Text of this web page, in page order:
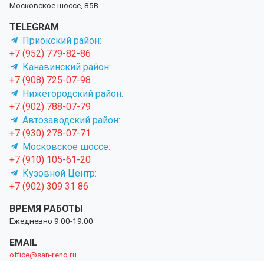
Московское шоссе, 85В
TELEGRAM
Приокский район:
+7 (952) 779-82-86
Канавинский район:
+7 (908) 725-07-98
Нижегородский район:
+7 (902) 788-07-79
Автозаводский район:
+7 (930) 278-07-71
Московское шоссе:
+7 (910) 105-61-20
Кузовной Центр:
+7 (902) 309 31 86
ВРЕМЯ РАБОТЫ
Ежедневно 9:00-19:00
EMAIL
office@san-reno.ru